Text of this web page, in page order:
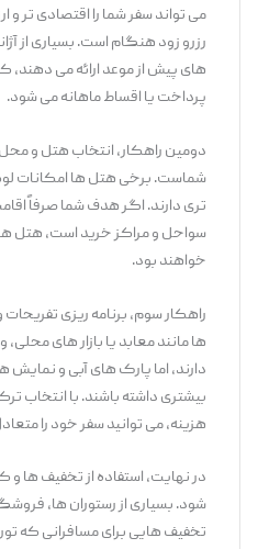
می‌ تواند سفر شما را اقتصادی ‌تر و
رزرو زود هنگام است. بسیاری از آژانس
های پیش از موعد ارائه می ‌دهند، که
‌پرداخت یا اقساط ماهانه می‌ شود.
دومین راهکار، انتخاب هتل و محل اقامت
شماست. برخی هتل ‌ها امکانات لوکس
تری دارند. اگر هدف شما صرفاً اقامت
سواحل و مراکز خرید است، هتل ‌های
خواهند بود.
راهکار سوم، برنامه ‌ریزی تفریحات و
‌ها مانند معابد یا بازار های محلی،
دارند، اما پارک ‌های آبی و نمایش ‌های
بیشتری داشته باشند. با انتخاب ترکیبی
هزینه، می ‌توانید سفر خود را متعادل و
در نهایت، استفاده از تخفیف ‌ها و
‌شود. بسیاری از رستوران ‌ها، فروشگاه‌
تخفیف ‌هایی برای مسافرانی که تور های